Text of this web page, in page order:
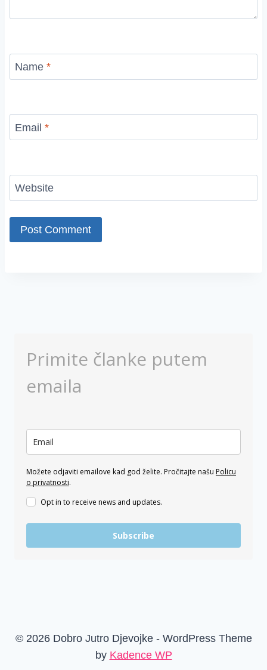
Name *
Email *
Website
Primite članke putem
emaila
Možete odjaviti emailove kad god želite. Pročitajte našu Policu
o privatnosti.
Opt in to receive news and updates.
Subscribe
© 2026 Dobro Jutro Djevojke - WordPress Theme
by Kadence WP